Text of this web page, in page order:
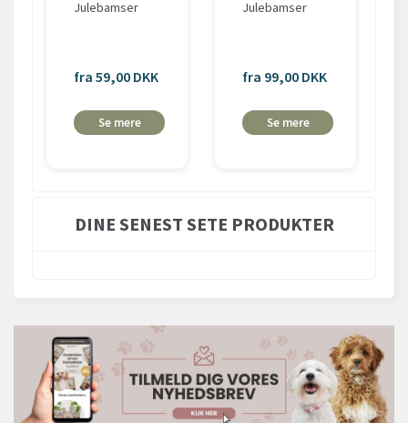
Julebamser
fra 59,00 DKK
Se mere
Julebamser
fra 99,00 DKK
Se mere
DINE SENEST SETE PRODUKTER